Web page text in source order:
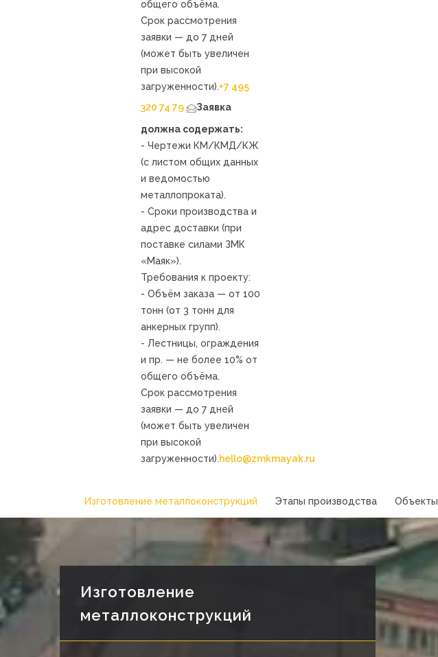
общего объёма.
Срок рассмотрения
заявки — до 7 дней
(может быть увеличен
при высокой
загруженности).+7 495
320 74 79
Заявка
должна содержать:
- Чертежи КМ/КМД/КЖ
(с листом общих данных
и ведомостью
металлопроката).
- Сроки производства и
адрес доставки (при
поставке силами ЗМК
«Маяк»).
Требования к проекту:
- Объём заказа — от 100
тонн (от 3 тонн для
анкерных групп).
- Лестницы, ограждения
и пр. — не более 10% от
общего объёма.
Срок рассмотрения
заявки — до 7 дней
(может быть увеличен
при высокой
загруженности).hello@zmkmayak.ru
Изготовление металлоконструкций Этапы производства Объекты
Изготовление
металлоконструкций